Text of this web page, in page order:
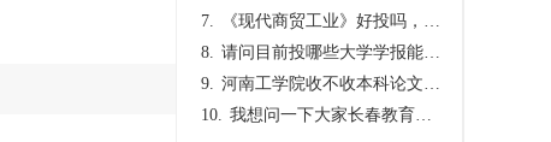
7.
《现代商贸工业》好投吗，版面费多少？
8. 请问目前投哪些大学学报能较快出刊啊
9. 河南工学院收不收本科论文呀？
10. 我想问一下大家长春教育学院学报是本科学报吗？